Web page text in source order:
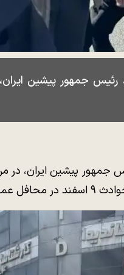
جمهور پیشین
پیشین ایران، در
نشده بود.